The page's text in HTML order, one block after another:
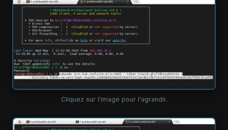
Cliquez sur l'image pour l'agrandir.